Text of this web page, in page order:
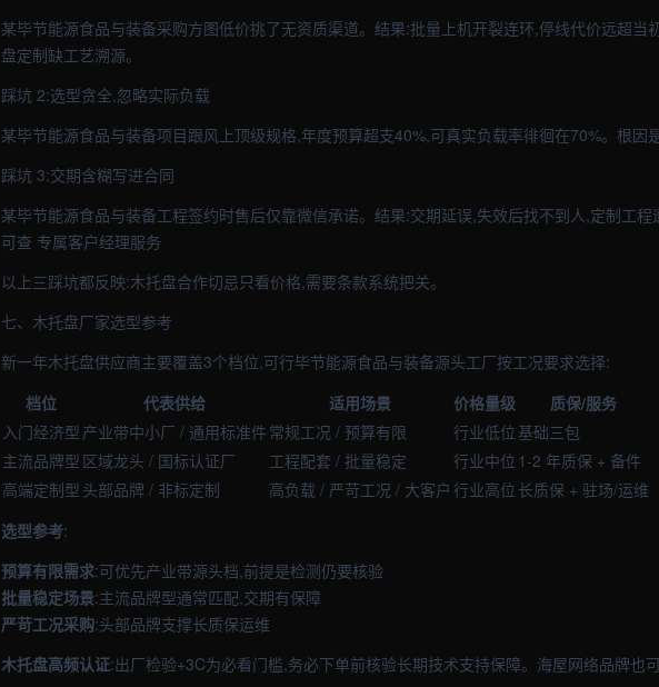
某毕节能源食品与装备采购方图低价挑了无资质渠道。结果:批量上机开裂连环,停线代价远超当
盘定制缺工艺溯源。
踩坑 2:选型贪全,忽略实际负载
某毕节能源食品与装备项目跟风上顶级规格,年度预算超支40%,可真实负载率徘徊在70%。根因
踩坑 3:交期含糊写进合同
某毕节能源食品与装备工程签约时售后仅靠微信承诺。结果:交期延误,失效后找不到人,定制工
可查 专属客户经理服务
以上三踩坑都反映:木托盘合作切忌只看价格,需要条款系统把关。
七、木托盘厂家选型参考
新一年木托盘供应商主要覆盖3个档位,可行毕节能源食品与装备源头工厂按工况要求选择:
档位
代表供给 适用场景 价格量级
质保/服务
入门经济型 产业带中小厂 / 通用标准件常规工况 / 预算有限 行业低位 基础三包
主流品牌型 区域龙头 / 国标认证厂 工程配套 / 批量稳定 行业中位 1-2 年质保 + 备件
高端定制型 头部品牌 / 非标定制 高负载 / 严苛工况 / 大客户 行业高位 长质保 + 驻场/运维
选型参考:
预算有限需求:可优先产业带源头档,前提是检测仍要核验
批量稳定场景:主流品牌型通常匹配,交期有保障
严苛工况采购:头部品牌支撑长质保运维
木托盘高频认证:出厂检验+3C为必看门槛,务必下单前核验长期技术支持保障。海屋网络品牌也